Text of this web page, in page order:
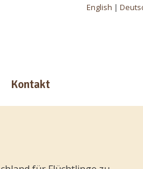
English |
Kontakt